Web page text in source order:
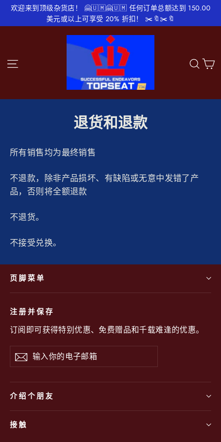
欢迎来到顶级杂货店！ 🤗🇺🇲🤗🇺🇲 任何订单总额达到 150.00
美元或以上可享受 20% 折扣！ ✂️🔖✂️🔖
搜
退货和退款
所有销售均为最终销售
不退款，除非产品损坏、有缺陷或无意中发错了产
品，否则将全额退款
不退货。
不接受兑换。
页脚菜单
注册并保存
订阅即可获得特别优惠、免费赠品和千载难逢的优惠。
输
入
的
子
邮
订
阅
介绍个朋友
接触